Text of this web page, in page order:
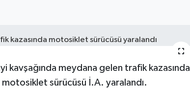
kavşağında meydana gelen trafik kazasında
sürücüsü İ.A. yaralandı.